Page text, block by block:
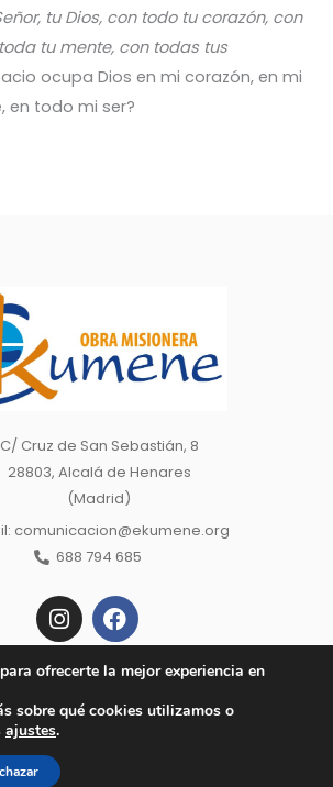
tu Dios, con todo tu corazón, con
tu mente, con todas tus
ocupa Dios en mi corazón, en mi
en todo mi ser?
C/ Cruz de San Sebastián, 8
28803, Alcalá de Henares
(Madrid)
comunicacion@ekumene.org
688 794 685
n
s
t
a
g
r
m
a
c
e
b
o
o
– Obra Misionera. | Made wiht 🕊 by
los derechos reservados. Aviso
Privacidad, Política de cookies
ofrecerte la mejor experiencia en
sobre qué cookies utilizamos o
ajustes.